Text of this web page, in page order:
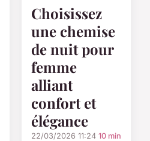
Choisissez
une chemise
de nuit pour
femme
alliant
confort et
élégance
22/03/2026 11:24 10 min